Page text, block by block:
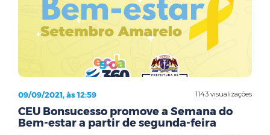
1143 visualizações
09/09/2021, às 12:59
CEU Bonsucesso promove a Semana do
Bem-estar a partir de segunda-feira